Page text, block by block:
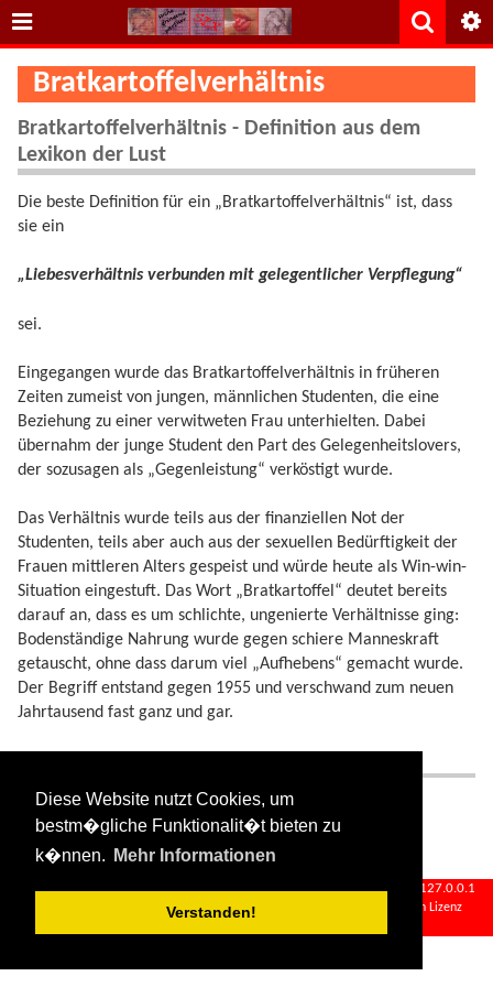
Diese Website nutzt Cookies, um
bestm�gliche Funktionalit�t bieten zu
k�nnen.
Mehr Informationen
Verstanden!
Bratkartoffelverhältnis
Bratkartoffelverhältnis - Definition aus dem
Lexikon der Lust
Die beste Definition für ein „Bratkartoffelverhältnis“ ist, dass
sie ein
„Liebesverhältnis verbunden mit gelegentlicher Verpflegung“
sei.
Eingegangen wurde das Bratkartoffelverhältnis in früheren
Zeiten zumeist von jungen, männlichen Studenten, die eine
Beziehung zu einer verwitweten Frau unterhielten. Dabei
übernahm der junge Student den Part des Gelegenheitslovers,
der sozusagen als „Gegenleistung“ verköstigt wurde.
Das Verhältnis wurde teils aus der finanziellen Not der
Studenten, teils aber auch aus der sexuellen Bedürftigkeit der
Frauen mittleren Alters gespeist und würde heute als Win-win-
Situation eingestuft. Das Wort „Bratkartoffel“ deutet bereits
darauf an, dass es um schlichte, ungenierte Verhältnisse ging:
Bodenständige Nahrung wurde gegen schiere Manneskraft
getauscht, ohne dass darum viel „Aufhebens“ gemacht wurde.
Der Begriff entstand gegen 1955 und verschwand zum neuen
Jahrtausend fast ganz und gar.
Schürzenstipendium,Sponsoring
bratkartoffelverhaeltnis.txt· Zuletzt geändert:2024/08/11 09:34 127.0.0.1
Falls nicht anders bezeichnet, ist der Inhalt dieses Wikis unter der folgenden Lizenz